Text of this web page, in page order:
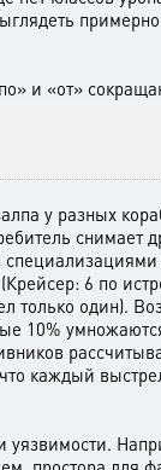
примерно
и «от»
у разных
6 по
только
10%
каждый